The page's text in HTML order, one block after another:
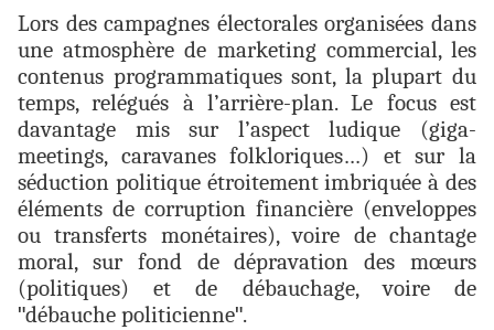
Lors des campagnes électorales organisées dans
une atmosphère de marketing commercial, les
contenus programmatiques sont, la plupart du
temps, relégués à l’arrière-plan. Le focus est
davantage mis sur l’aspect ludique (giga-
meetings, caravanes folkloriques…) et sur la
séduction politique étroitement imbriquée à des
éléments de corruption financière (enveloppes
ou transferts monétaires), voire de chantage
moral, sur fond de dépravation des mœurs
(politiques) et de débauchage, voire de
"débauche politicienne".